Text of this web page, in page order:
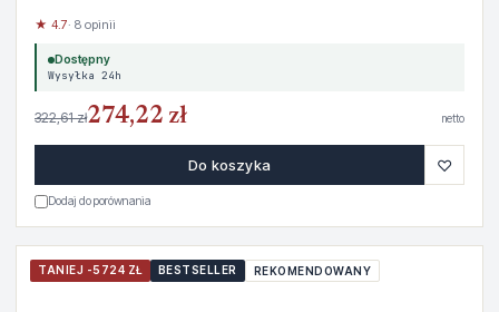
★ 4.7· 8 opinii
Dostępny
Wysyłka 24h
322,61 zł274,22 zł netto
Do koszyka ♡
Dodaj do porównania
TANIEJ -5724 ZŁ BESTSELLER REKOMENDOWANY